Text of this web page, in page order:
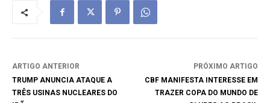
ARTIGO ANTERIOR
TRUMP ANUNCIA ATAQUE A
TRÊS USINAS NUCLEARES DO
PRÓXIMO ARTIGO
CBF MANIFESTA INTERESSE EM
TRAZER COPA DO MUNDO DE